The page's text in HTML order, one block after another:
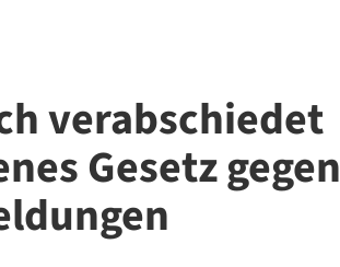
verabschiedet
Gesetz gegen